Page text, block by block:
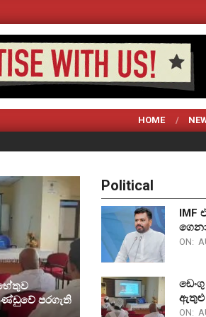
is independent Sinhala
HOME
පරගැති
Political
IMF
ON:
ඇතුළු
ON: